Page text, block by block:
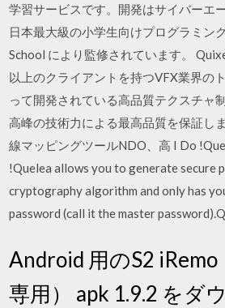
学習サービスです。開発はサイバーエ
日本最大級の小学生向けプログラミン
School により監修されています。
以上のクライアントを持つVFX業界の
って開発されている高品質テクスチャ
高峰の技術力による最高品質を保証し
線マッピングツールNDO、高 I Do
!Quelea allows you to generate secure
cryptography algorithm and only has
password (call it the master
Android 用のS2 iRemo
専用） apk 1.9.2 をダ